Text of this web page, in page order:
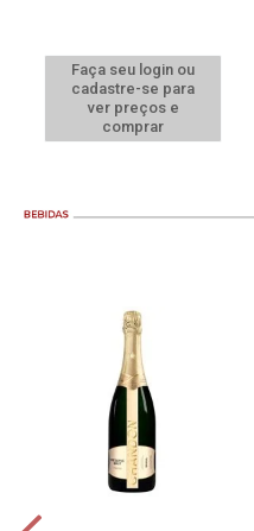
Faça seu login ou
cadastre-se para
ver preços e
comprar